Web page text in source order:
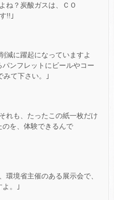
ね？炭酸ガスは、ＣＯ
!!｣
減に躍起になっていますよ
ンフレットにビールやコー
みて下さい。｣
れも、たったこの紙一枚だけ
を、体験できるんで
環境省主催のある展示会で、
。｣